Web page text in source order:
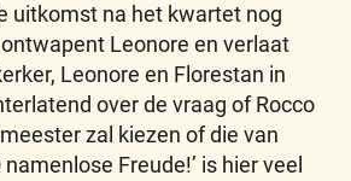
uitkomst na het kwartet nog
Leonore en verlaat
Leonore en Florestan in
over de vraag of Rocco
zal kiezen of die van
namenlose Freude!’ is hier veel